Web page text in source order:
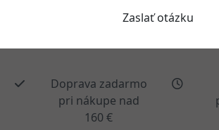
Doprava zadarmo
pri nákupe nad
160 €